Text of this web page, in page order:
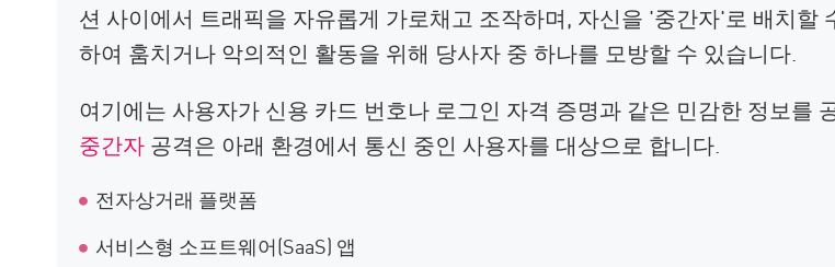
션 사이에서 트래픽을 자유롭게 가로채고 조작하며, 자신을 '중간자'로 배치할
하여 훔치거나 악의적인 활동을 위해 당사자 중 하나를 모방할 수 있습니다.
여기에는 사용자가 신용 카드 번호나 로그인 자격 증명과 같은 민감한 정보를
중간자 공격은 아래 환경에서 통신 중인 사용자를 대상으로 합니다.
전자상거래 플랫폼
서비스형 소프트웨어(SaaS) 앱